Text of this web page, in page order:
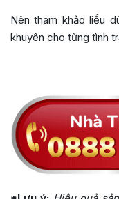
Nên tham khảo liều
khuyên cho từng tình